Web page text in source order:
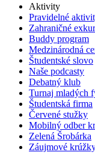
Aktivity
Pravidelné
Zahraničné
Buddy program
Medzinárodná
Študentské slovo
Naše podcasty
Debatný klub
Turnaj mladých
Študentská firma
Červené stužky
Mobilný odber
Zelená Šrobárka
Záujmové